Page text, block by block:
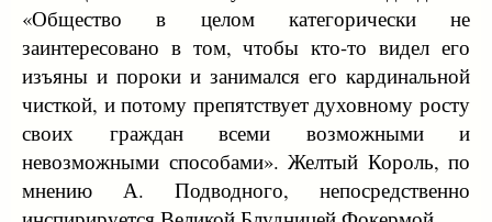
«Общество в целом категорически не
заинтересовано в том, чтобы кто-то видел его
изъяны и пороки и занимался его кардинальной
чисткой, и потому препятствует духовному росту
своих граждан всеми возможными и
невозможными способами». Желтый Король, по
мнению А. Подводного, непосредственно